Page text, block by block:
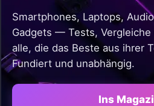
Smartphones, Laptops,
Gadgets — Tests,
alle, die das Beste aus ihrer
Fundiert und unabhängig.
Ins